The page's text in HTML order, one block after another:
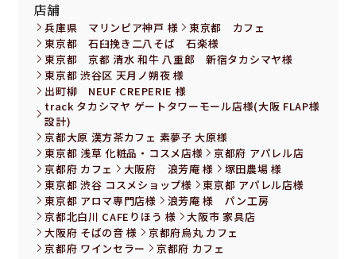
店舗
兵庫県 マリンピア神戸 様
東京都 カフェ
東京都 石臼挽き二八そば 石楽様
東京都 京都 清水 和牛 八重郎 新宿タカシマヤ様
東京都 渋谷区 天月ノ朔夜 様
出町柳 NEUF CREPERIE 様
track タカシマヤ ゲートタワーモール店様(大阪 FLAP様
設計)
京都大原 漢方茶カフェ 素夢子 大原様
東京都 浅草 化粧品・コスメ店様
京都府 アパレル店
京都府 カフェ
大阪府 浪芳庵 様
塚田農場 様
東京都 渋谷 コスメショップ様
東京都 アパレル店様
東京都 アロマ専門店様
浪芳庵 様 パン工房
京都北白川 CAFEりほう 様
大阪市 家具店
大阪府 そばの音 様
京都府烏丸 カフェ
京都府 ワインセラー
京都府 カフェ